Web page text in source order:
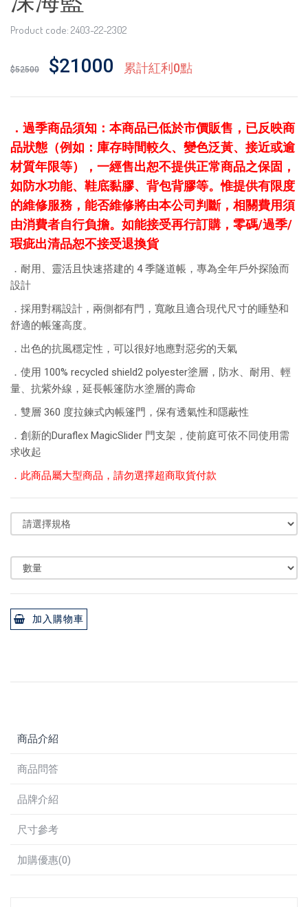
Product code: 2403-22-2302
$52500 $21000 累計紅利0點
． 過季商品須知：本商品已低於市價販售，已反映商
品狀態（例如：庫存時間較久、變色泛黃、接近或逾
材質年限等），一經售出恕不提供正常商品之保固，
如防水功能、鞋底黏膠、背包背膠等。惟提供有限度
的維修服務，能否維修將由本公司判斷，相關費用須
由消費者自行負擔。如能接受再行訂購，零碼/過季/
瑕疵出清品恕不接受退換貨
．耐用、靈活且快速搭建的 4 季隧道帳，專為全年戶外探險而
設計
．採用對稱設計，兩側都有門，寬敞且適合現代尺寸的睡墊和
舒適的帳篷高度。
．出色的抗風穩定性，可以很好地應對惡劣的天氣
．使用 100% recycled shield2 polyester塗層，防水、耐用、輕
量、抗紫外線，延長帳篷防水塗層的壽命
．雙層 360 度拉鍊式內帳篷門，保有透氣性和隱蔽性
．創新的Duraflex MagicSlider 門支架，使前庭可依不同使用需
求收起
．此商品屬大型商品，請勿選擇超商取貨付款
加入購物車
商品介紹
商品問答
品牌介紹
尺寸參考
加購優惠(0)